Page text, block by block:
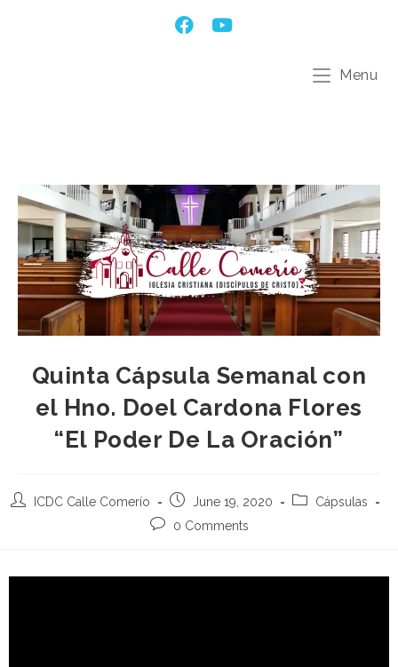
Menu
Quinta Cápsula Semanal con
el Hno. Doel Cardona Flores
“El Poder De La Oración”
ICDC Calle Comerío June 19, 2020
Cápsulas
0 Comments